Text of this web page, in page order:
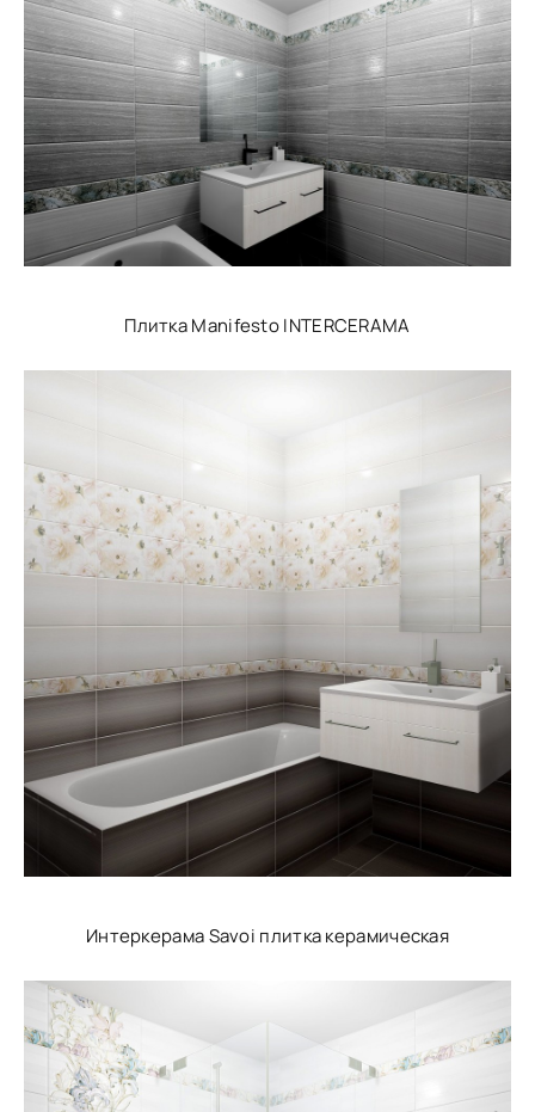
Плитка Manifesto INTERCERAMA
Интеркерама Savoi плитка керамическая